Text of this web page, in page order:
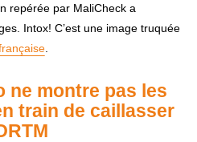
repérée par MaliCheck a
Intox! C’est une image truquée
.
ne montre pas les
train de caillasser